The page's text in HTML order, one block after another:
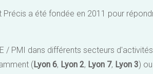
Précis a été fondée en 2011 pour
/ PMI dans différents secteurs
(Lyon 6, Lyon 2, Lyon 7, Lyon 3)